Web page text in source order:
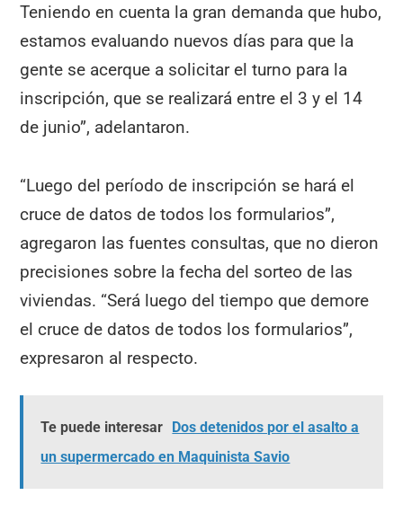
Teniendo en cuenta la gran demanda que hubo,
estamos evaluando nuevos días para que la
gente se acerque a solicitar el turno para la
inscripción, que se realizará entre el 3 y el 14
de junio”, adelantaron.
“Luego del período de inscripción se hará el
cruce de datos de todos los formularios”,
agregaron las fuentes consultas, que no dieron
precisiones sobre la fecha del sorteo de las
viviendas. “Será luego del tiempo que demore
el cruce de datos de todos los formularios”,
expresaron al respecto.
Te puede interesar Dos detenidos por el asalto a
un supermercado en Maquinista Savio